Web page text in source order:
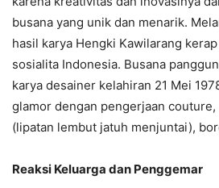
busana yang unik dan menarik.
hasil karya Hengki Kawilarang
sosialita Indonesia. Busana
karya desainer kelahiran 21 Mei
glamor dengan pengerjaan
(lipatan lembut jatuh menjuntai),
Reaksi Keluarga dan Penggemar